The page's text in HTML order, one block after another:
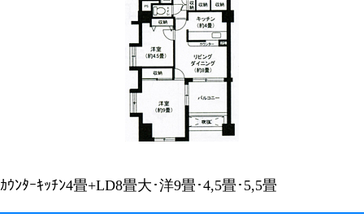
ｶｳﾝﾀｰｷｯﾁﾝ4畳+LD8畳大･洋9畳･4,5畳･5,5畳